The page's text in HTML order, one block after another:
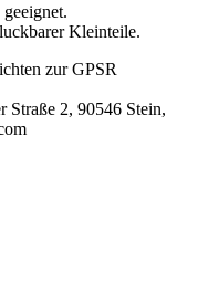
Kleinteile.
zur GPSR
Straße 2, 90546 Stein,